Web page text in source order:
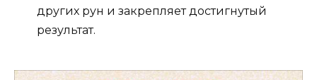
других рун и закрепляет достигнутый
результат.